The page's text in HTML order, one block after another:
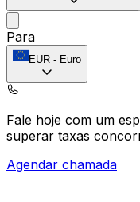
Para
EUR - Euro
Fale hoje com um
superar taxas
Agendar chamada